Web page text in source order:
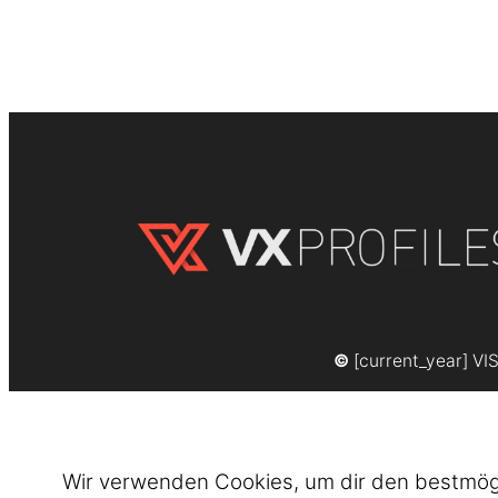
© [current_year]
Wir verwenden Cookies, um dir den